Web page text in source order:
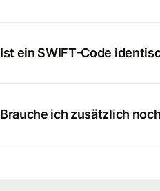
Ist ein SWIFT-Code
Brauche ich zusätzlich